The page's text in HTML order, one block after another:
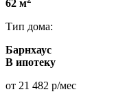
62 м
Тип дома:
Барнхаус
В ипотеку
от 21 482 р/мес